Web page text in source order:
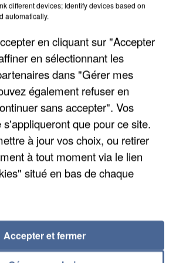
CANICULES, LES REFUGES
SONT...
different devices; Identify devices based on
automatically.
en cliquant sur "Accepter
en sélectionnant les
dans "Gérer mes
également refuser en
sans accepter". Vos
s'appliqueront que pour ce site.
à jour vos choix, ou retirer
à tout moment via le lien
situé en bas de chaque
Accepter et fermer